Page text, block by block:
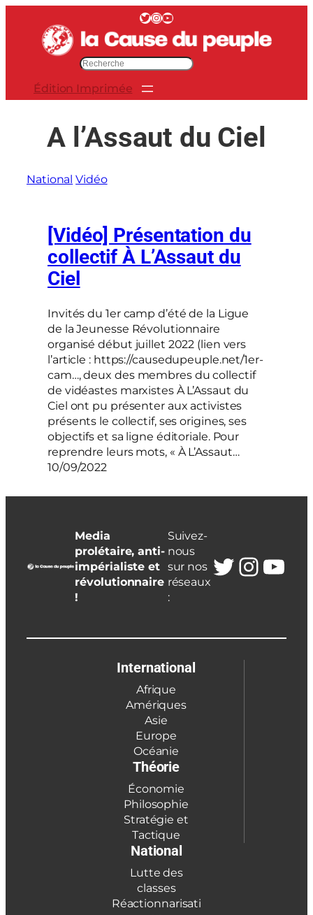
contenu
Twitter InstagramYouTube
e
Édition Imprimée
A l’Assaut du Ciel
National Vidéo
[Vidéo] Présentation du
collectif À L’Assaut du
Ciel
Invités du 1er camp d’été de la Ligue
de la Jeunesse Révolutionnaire
organisé début juillet 2022 (lien vers
l’article : https://causedupeuple.net/1er-
cam…, deux des membres du collectif
de vidéastes marxistes À L’Assaut du
Ciel ont pu présenter aux activistes
présents le collectif, ses origines, ses
objectifs et sa ligne éditoriale. Pour
reprendre leurs mots, « À L’Assaut…
10/09/2022
Media
prolétaire, anti-
impérialiste et
révolutionnaire
!
Suivez-
nous
sur nos
réseaux
:
Twitter
International
Afrique
Amériques
Asie
Europe
Océanie
Théorie
Économie
Philosophie
Stratégie et
Tactique
National
Lutte des
classes
Réactionnarisati